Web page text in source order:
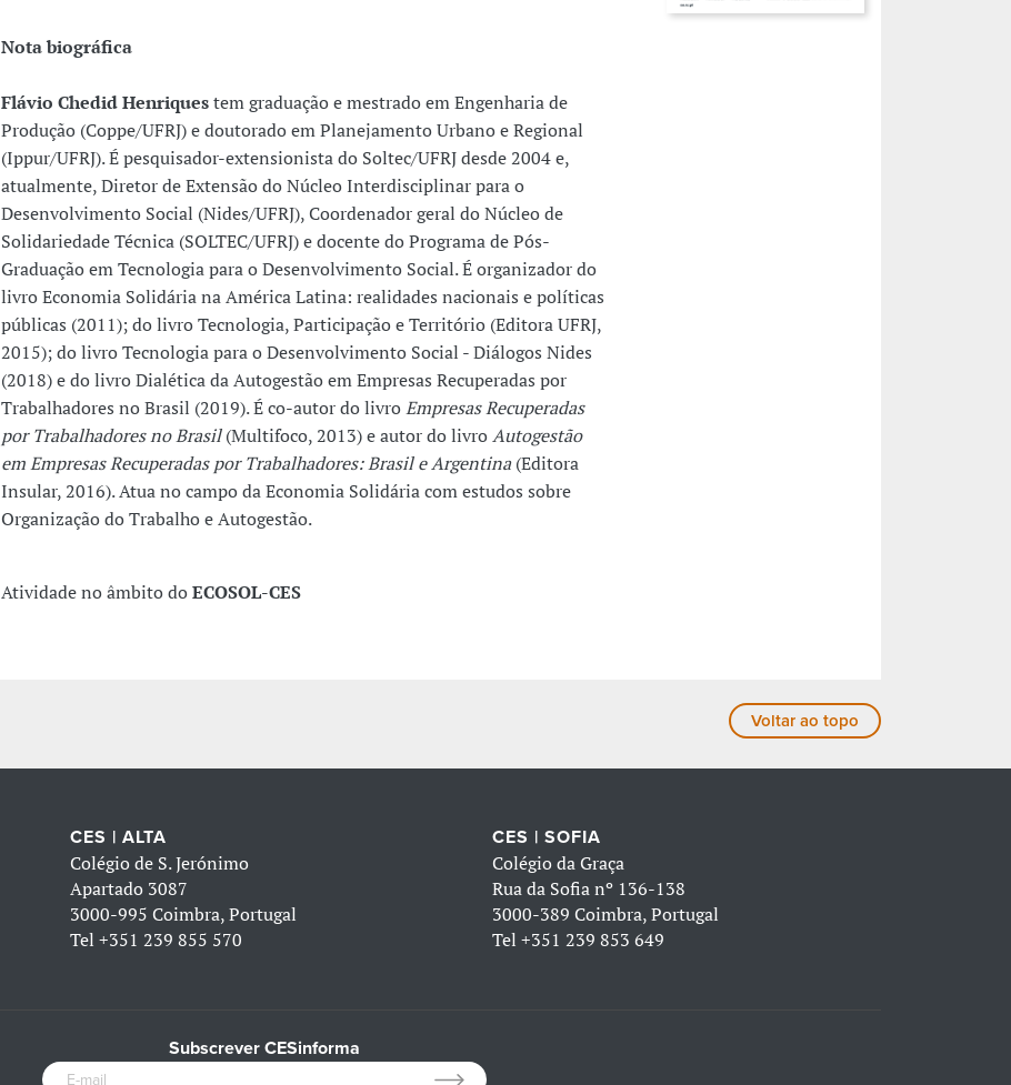
Nota biográfica
Flávio Chedid Henriquestem graduação e mestrado em Engenharia de
Produção (Coppe/UFRJ) e doutorado em Planejamento Urbano e Regional
(Ippur/UFRJ). É pesquisador-extensionista do Soltec/UFRJ desde 2004 e,
atualmente, Diretor de Extensão do Núcleo Interdisciplinar para o
Desenvolvimento Social (Nides/UFRJ), Coordenador geral do Núcleo de
Solidariedade Técnica (SOLTEC/UFRJ) e docente do Programa de Pós-
Graduação em Tecnologia para o Desenvolvimento Social. É organizador do
livro Economia Solidária na América Latina: realidades nacionais e políticas
públicas (2011); do livro Tecnologia, Participação e Território (Editora UFRJ,
2015); do livro Tecnologia para o Desenvolvimento Social - Diálogos Nides
(2018) e do livro Dialética da Autogestão em Empresas Recuperadas por
Trabalhadores no Brasil (2019). É co-autor do livroEmpresas Recuperadas
por Trabalhadores no Brasil(Multifoco, 2013) e autor do livroAutogestão
em Empresas Recuperadas por Trabalhadores: Brasil e Argentina(Editora
Insular, 2016). Atua no campo da Economia Solidária com estudos sobre
Organização do Trabalho e Autogestão.
Atividade no âmbito doECOSOL-CES
Voltar ao topo
CES | ALTA
Colégio de S. Jerónimo
Apartado 3087
3000-995 Coimbra, Portugal
Tel+351 239 855 570
CES | SOFIA
Colégio da Graça
Rua da Sofia nº 136-138
3000-389 Coimbra, Portugal
Tel +351 239 853 649
Subscrever CESinforma